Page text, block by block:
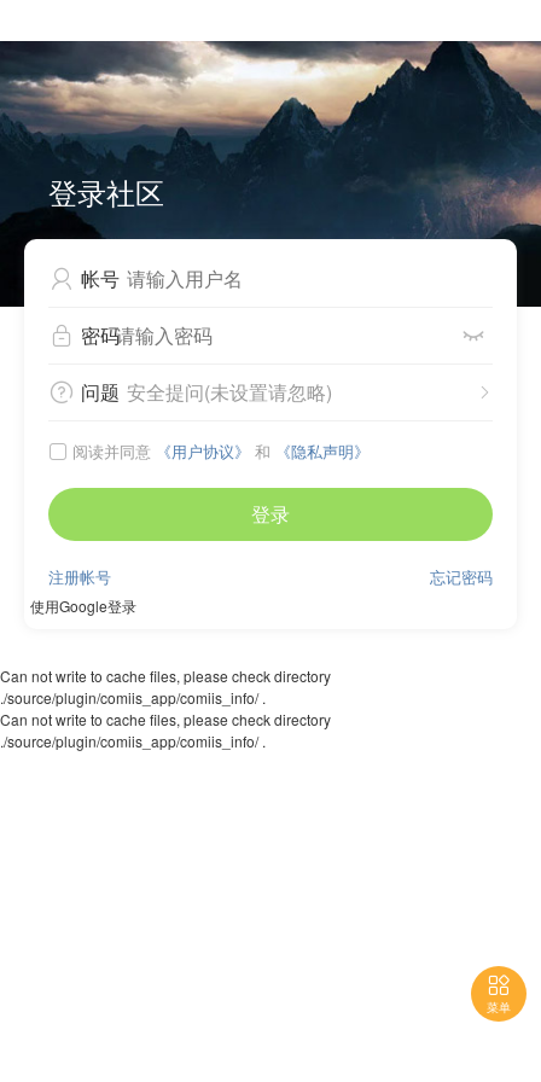
Can not write to cache files, please check directory
./source/plugin/comiis_app/comiis_info/ .
登录社区
 帐号
 密码 
 问题 
安全提问(未设置请忽略)
 阅读并同意 《用户协议》 和 《隐私声明》
登录
忘记密码
注册帐号
使用Google登录
Can not write to cache files, please check directory
./source/plugin/comiis_app/comiis_info/ .

菜单
Can not write to cache files, please check directory
./source/plugin/comiis_app/comiis_info/ .